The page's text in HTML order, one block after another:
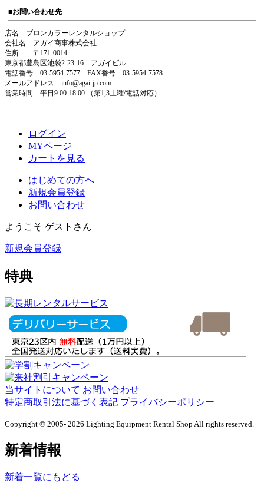
■お問い合わせ先
店名 ブロンカラーレンタルショップ
会社名 アガイ商事株式会社
住所 〒171-0014
東京都豊島区池袋2-23-16 アガイビル
電話番号 03-5954-7577 FAX番号 03-5954-7578
メールアドレス info@agai-jp.com
営業時間 平日9:00-18:00 （第1,3土曜/電話対応）
ログイン
MYページ
カートを見る
はじめての方へ
新規会員登録
お問い合わせ
ようこそ ゲストさん
新規会員登録
特典
当サイトについて お問い合わせ
特定商取引法に基づく表記 プライバシーポリシー
Copyright © 2005- 2026 Lighting Equipment Rental Shop All rights reserved.
新着情報
新着一覧にもどる